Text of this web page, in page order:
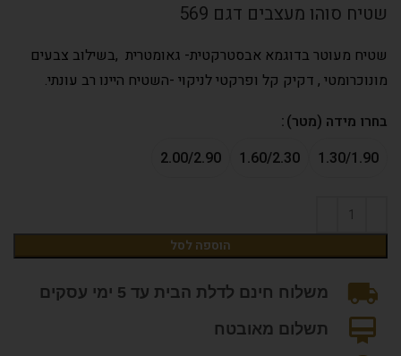
שטיח סוהו מעצבים דגם 569
שטיח מעוטר בדוגמא אבסטרקטית- גאומטרית ,בשילוב צבעים
מונוכרומטי , דקיק קל ופרקטי לניקוי -השטיח היינו רב עונתי.
בחרו מידה (מטר)
1.30/1.90
1.60/2.30
2.00/2.90
הוספה לסל
משלוח חינם לדלת הבית עד 5 ימי עסקים
תשלום מאובטח